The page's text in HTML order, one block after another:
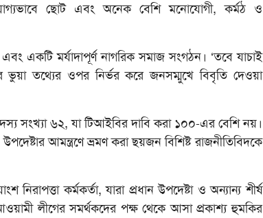
ছোট এবং অনেক বেশি মনোযোগী, কর্মঠ ও
একটি মর্যাদাপূর্ণ নাগরিক সমাজ সংগঠন। ‘তবে যাচাই
তথ্যের ওপর নির্ভর করে জনসম্মুখে বিবৃতি দেওয়া
সংখ্যা ৬২, যা টিআইবির দাবি করা ১০০-এর বেশি নয়।
আমন্ত্রণে ভ্রমণ করা ছয়জন বিশিষ্ট রাজনীতিবিদকে
কর্মকর্তা, যারা প্রধান উপদেষ্টা ও অন্যান্য শীর্ষ
লীগের সমর্থকদের পক্ষ থেকে আসা প্রকাশ্য হুমকির